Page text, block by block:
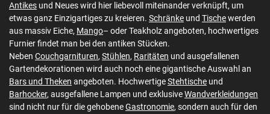
Antikes und Neues wird hier liebevoll miteinander verknüpft, um
etwas ganz Einzigartiges zu kreieren. Schränke und Tischewerden
aus massiv Eiche, Mango– oder Teakholz angeboten, hochwertiges
Furnier findet man bei den antiken Stücken.
Neben Couchgarnituren, Stühlen, Raritäten und ausgefallenen
Gartendekorationen wird auch noch eine gigantische Auswahl an
Bars und Theken angeboten. HochwertigeStehtische und
Barhocker, ausgefallene Lampen und exklusiveWandverkleidungen
sind nicht nur für die gehobeneGastronomie, sondern auch für den